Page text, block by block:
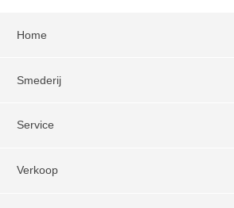
Home
Smederij
Service
Verkoop